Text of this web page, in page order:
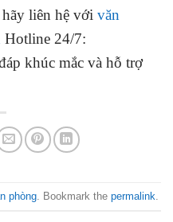
hãy liên hệ với văn
Hotline 24/7:
khúc mắc và hỗ trợ
phòng . Bookmark the permalink